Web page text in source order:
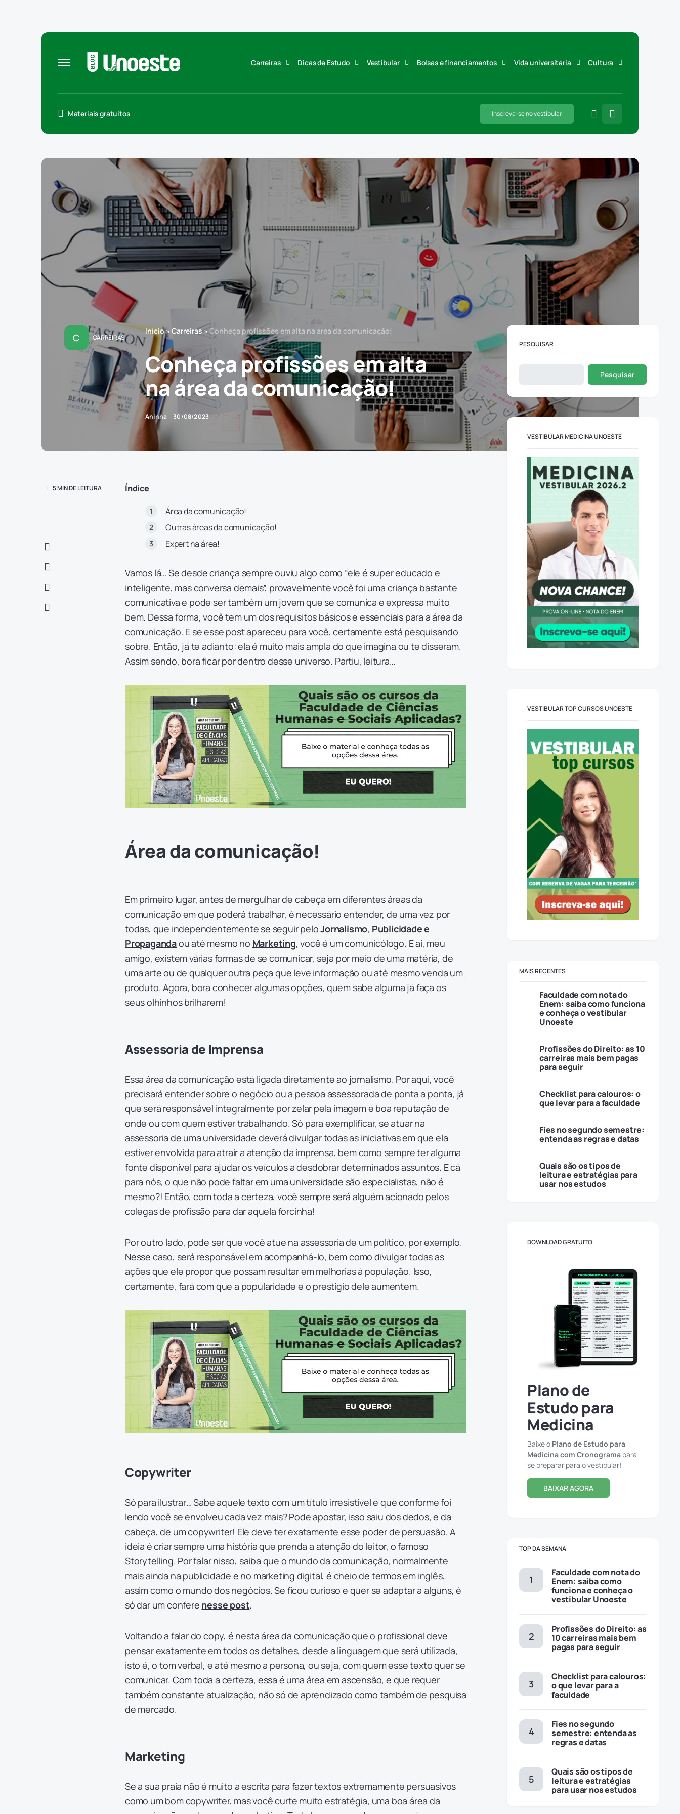
Carreiras Dicas de Estudo Vestibular Bolsas e financiamentos Vida universitária Cultura
Materiais gratuitos Inscreva-se no vestibular
C CARREIRAS
Início» Carreiras»Conheça profissões em alta na área da comunicação!
Conheça profissões em alta
na área da comunicação!
Aninha 30/08/2023
5 MIN DE LEITURA Índice
Área da comunicação!
Outras áreas da comunicação!
Expert na área!
Vamos lá… Se desde criança sempre ouviu algo como “ele é super educado e
inteligente, mas conversa demais”, provavelmente você foi uma criança bastante
comunicativa e pode ser também um jovem que se comunica e expressa muito
bem. Dessa forma, você tem um dos requisitos básicos e essenciais para a área da
comunicação. E se esse post apareceu para você, certamente está pesquisando
sobre. Então, já te adianto: ela é muito mais ampla do que imagina ou te disseram.
Assim sendo, bora ficar por dentro desse universo. Partiu, leitura…
Área da comunicação!
Em primeiro lugar, antes de mergulhar de cabeça em diferentes áreas da
comunicação em que poderá trabalhar, é necessário entender, de uma vez por
todas, que independentemente se seguir peloJornalismo, Publicidade e
Propagandaou até mesmo no Marketing, você é um comunicólogo. E aí, meu
amigo, existem várias formas de se comunicar, seja por meio de uma matéria, de
uma arte ou de qualquer outra peça que leve informação ou até mesmo venda um
produto. Agora, bora conhecer algumas opções, quem sabe alguma já faça os
seus olhinhos brilharem!
Assessoria de Imprensa
Essa área da comunicação está ligada diretamente ao jornalismo. Por aqui, você
precisará entender sobre o negócio ou a pessoa assessorada de ponta a ponta, já
que será responsável integralmente por zelar pela imagem e boa reputação de
onde ou com quem estiver trabalhando. Só para exemplificar, se atuar na
assessoria de uma universidade deverá divulgar todas as iniciativas em que ela
estiver envolvida para atrair a atenção da imprensa, bem como sempre ter alguma
fonte disponível para ajudar os veículos a desdobrar determinados assuntos. E cá
para nós, o que não pode faltar em uma universidade são especialistas, não é
mesmo?! Então, com toda a certeza, você sempre será alguém acionado pelos
colegas de profissão para dar aquela forcinha!
Por outro lado, pode ser que você atue na assessoria de um político, por exemplo.
Nesse caso, será responsável em acompanhá-lo, bem como divulgar todas as
ações que ele propor que possam resultar em melhorias à população. Isso,
certamente, fará com que a popularidade e o prestígio dele aumentem.
Copywriter
Só para ilustrar… Sabe aquele texto com um título irresistível e que conforme foi
lendo você se envolveu cada vez mais? Pode apostar, isso saiu dos dedos, e da
cabeça, de um copywriter! Ele deve ter exatamente esse poder de persuasão. A
ideia é criar sempre uma história que prenda a atenção do leitor, o famoso
Storytelling. Por falar nisso, saiba que o mundo da comunicação, normalmente
mais ainda na publicidade e no marketing digital, é cheio de termos em inglês,
assim como o mundo dos negócios. Se ficou curioso e quer se adaptar a alguns, é
só dar um confere nesse post.
Voltando a falar do copy, é nesta área da comunicação que o profissional deve
pensar exatamente em todos os detalhes, desde a linguagem que será utilizada,
isto é, o tom verbal, e até mesmo a persona, ou seja, com quem esse texto quer se
comunicar. Com toda a certeza, essa é uma área em ascensão, e que requer
também constante atualização, não só de aprendizado como também de pesquisa
de mercado.
Marketing
Se a sua praia não é muito a escrita para fazer textos extremamente persuasivos
como um bom copywriter, mas você curte muito estratégia, uma boa área da
PESQUISAR
Pesquisar
VESTIBULAR MEDICINA UNOESTE
VESTIBULAR TOP CURSOS UNOESTE
MAIS RECENTES
Faculdade com nota do
Enem: saiba como funciona
e conheça o vestibular
Unoeste
Profissões do Direito: as 10
carreiras mais bem pagas
para seguir
Checklist para calouros: o
que levar para a faculdade
Fies no segundo semestre:
entenda as regras e datas
Quais são os tipos de
leitura e estratégias para
usar nos estudos
DOWNLOAD GRATUITO
Plano de
Estudo para
Medicina
Baixe o Plano de Estudo para
Medicina com Cronograma
se preparar para o vestibular!
BAIXAR AGORA
TOP DA SEMANA
Faculdade com nota do
Enem: saiba como
funciona e conheça o
vestibular Unoeste
Profissões do Direito: as
10 carreiras mais bem
pagas para seguir
Checklist para calouros:
o que levar para a
faculdade
Fies no segundo
semestre: entenda as
regras e datas
Quais são os tipos de
leitura e estratégias
para usar nos estudos